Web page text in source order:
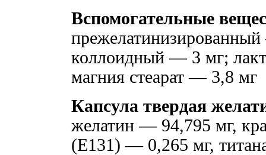
Вспомогательные
коллоидный — 3 мг;
магния стеарат — 3,8 мг
Капсула твердая
желатин — 94,795 мг,
(E131) — 0,265 мг,